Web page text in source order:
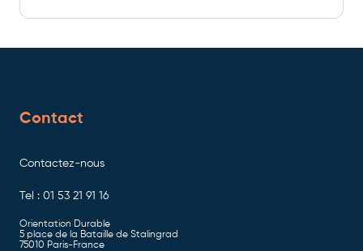
Contact
Contactez-nous
Tel : 01 53 21 91 16
Orientation Durable
5 place de la Bataille de Stalingrad
75010 Paris-France